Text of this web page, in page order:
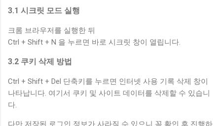
3.1 시크릿 모드 실행
크롬 브라우저를 실행한 뒤
Ctrl + Shift + N 을 누르면 바로 시크릿 창이 열립니다.
3.2 쿠키 삭제 방법
Ctrl + Shift + Del 단축키를 누르면 인터넷 사용 기록 삭제 창이
나타납니다. 여기서 쿠키 및 사이트 데이터를 삭제할 수 있습니
다.
다만 저장된 로그인 정보가 사라질 수 있으니 꼭 확인 후 진행하